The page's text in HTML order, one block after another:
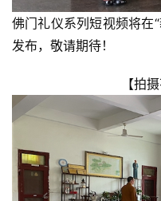
资
讯
点
僧
高
僧
佛门礼仪系列短视频将在
发布，敬请期待！
【拍